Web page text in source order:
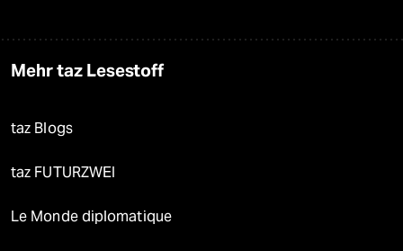
Mehr taz Lesestoff
taz Blogs
taz FUTURZWEI
Le Monde diplomatique